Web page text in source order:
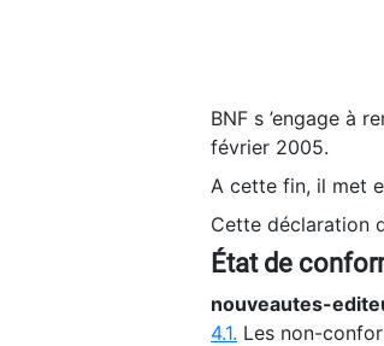
BNF s ’engage à
février 2005.
A cette fin, il met
Cette déclaration
État de
nouveautes-
4.1. Les non-